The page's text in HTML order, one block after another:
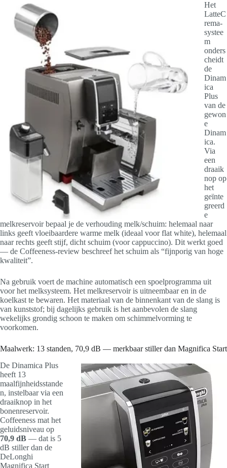
Het
LatteC
rema-
systee
m
onders
cheidt
de
Dinam
ica
Plus
van de
gewon
e
Dinam
ica.
Via
een
draaik
nop op
het
geïnte
greerd
e
melkreservoir bepaal je de verhouding melk/schuim: helemaal naar
links geeft vloeibaardere warme melk (ideaal voor flat white), helemaal
naar rechts geeft stijf, dicht schuim (voor cappuccino). Dit werkt goed
— de Coffeeness-review beschreef het schuim als “fijnporig van hoge
kwaliteit”.
Na gebruik voert de machine automatisch een spoelprogramma uit
voor het melksysteem. Het melkreservoir is uitneembaar en in de
koelkast te bewaren. Het materiaal van de binnenkant van de slang is
van kunststof; bij dagelijks gebruik is het aanbevolen de slang
wekelijks grondig schoon te maken om schimmelvorming te
voorkomen.
Maalwerk: 13 standen, 70,9 dB — merkbaar stiller dan Magnifica Start
De Dinamica Plus
heeft 13
maalfijnheidsstande
n, instelbaar via een
draaiknop in het
bonenreservoir.
Coffeeness mat het
geluidsniveau op
70,9 dB — dat is 5
dB stiller dan de
DeLonghi
Magnifica Start